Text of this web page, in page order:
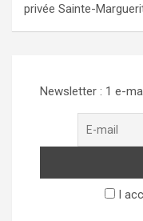
privée Sainte-
Newsletter : 1 e-
I